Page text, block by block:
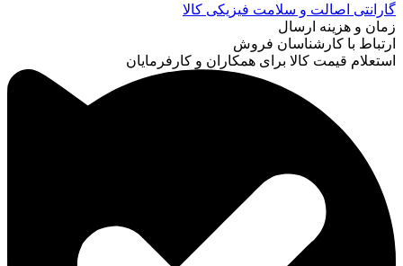
گارانتی اصالت و سلامت فیزیکی کالا
زمان و هزینه ارسال
ارتباط با کارشناسان فروش
استعلام قیمت کالا برای همکاران و کارفرمایان